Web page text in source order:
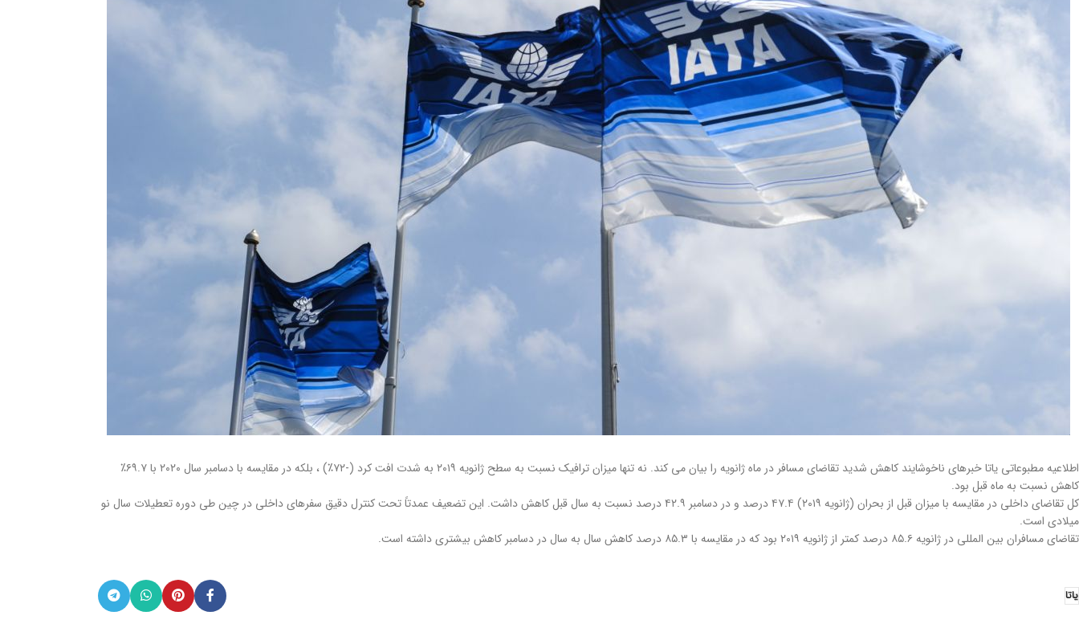
اطلاعیه مطبوعاتی یاتا خبرهای ناخوشایند کاهش شدید تقاضای مسافر در ماه ژانویه را بیان می کند. نه تنها میزان ترافیک نسبت به سطح ژانویه ۲۰۱۹ به شدت افت کرد (-۷۲٪) ، بلکه در مقایسه با دسامبر سال ۲۰۲۰ با ۶۹.۷٪
کاهش نسبت به ماه قبل بود.
کل تقاضای داخلی در مقایسه با میزان قبل از بحران (ژانویه ۲۰۱۹) ۴۷.۴ درصد و در دسامبر ۴۲.۹ درصد نسبت به سال قبل کاهش داشت. این تضعیف عمدتاً تحت کنترل دقیق سفرهای داخلی در چین طی دوره تعطیلات سال نو
میلادی است.
تقاضای مسافران بین المللی در ژانویه ۸۵.۶ درصد کمتر از ژانویه ۲۰۱۹ بود که در مقایسه با ۸۵.۳ درصد کاهش سال به سال در دسامبر کاهش بیشتری داشته است.
یاتا